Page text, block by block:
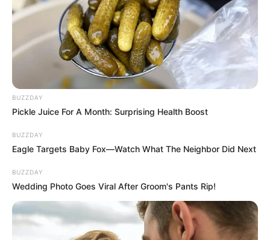
BUZZDAY
Pickle Juice For A Month: Surprising Health Boost
BUZZDAY
Eagle Targets Baby Fox—Watch What The Neighbor Did Next
BUZZDAY
Wedding Photo Goes Viral After Groom's Pants Rip!